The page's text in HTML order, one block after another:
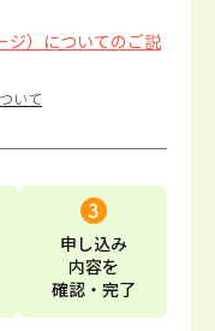
ジ）についてのご説
いて
申し込み
内容を
確認・完了